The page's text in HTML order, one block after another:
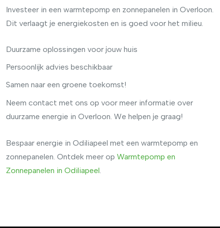
Investeer in een warmtepomp en zonnepanelen in Overloon.
Dit verlaagt je energiekosten en is goed voor het milieu.
Duurzame oplossingen voor jouw huis
Persoonlijk advies beschikbaar
Samen naar een groene toekomst!
Neem contact met ons op voor meer informatie over
duurzame energie in Overloon. We helpen je graag!
Bespaar energie in Odiliapeel met een warmtepomp en
zonnepanelen. Ontdek meer op Warmtepomp en
Zonnepanelen in Odiliapeel.